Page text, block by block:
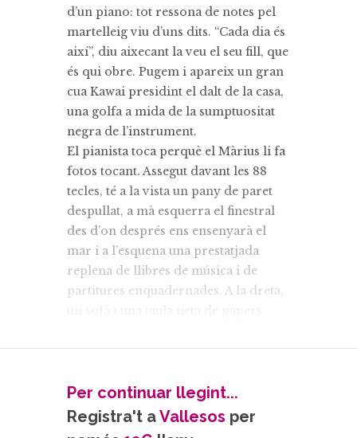
d’un piano: tot ressona de notes pel
martelleig viu d’uns dits. “Cada dia és
així”, diu aixecant la veu el seu fill, que
és qui obre. Pugem i apareix un gran
cua Kawai presidint el dalt de la casa,
una golfa a mida de la sumptuositat
negra de l’instrument.
El pianista toca perquè el Màrius li fa
fotos tocant. Assegut davant les 88
tecles, té a la vista un pany de paret
despullat, a mà esquerra el finestral
des d’on després ens ensenyarà el
mar i a l’esquena una prestatjada
replena de llibres de música i de
partitures enquadernades. A la dreta,
on Masó toca i escriu. Quasi res
baix, a la sala d’estar.
Fer “agafar vida” a la música
Per continuar llegint...
Registra't aVallesos per